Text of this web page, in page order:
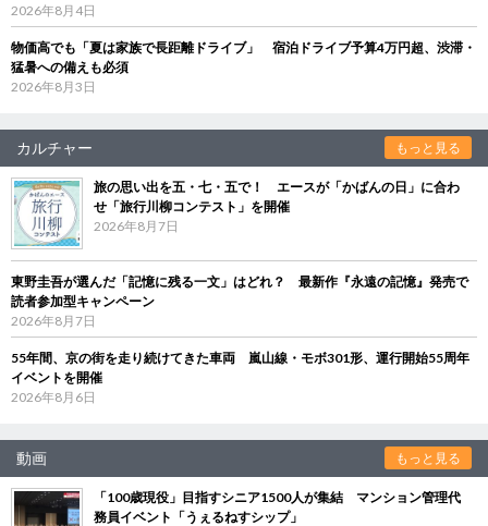
2026年8月4日
物価高でも「夏は家族で長距離ドライブ」 宿泊ドライブ予算4万円超、渋滞・
猛暑への備えも必須
2026年8月3日
カルチャー もっと見る
旅の思い出を五・七・五で！ エースが「かばんの日」に合わ
せ「旅行川柳コンテスト」を開催
2026年8月7日
東野圭吾が選んだ「記憶に残る一文」はどれ？ 最新作『永遠の記憶』発売で
読者参加型キャンペーン
2026年8月7日
55年間、京の街を走り続けてきた車両 嵐山線・モボ301形、運行開始55周年
イベントを開催
2026年8月6日
動画 もっと見る
「100歳現役」目指すシニア1500人が集結 マンション管理代
務員イベント「うぇるねすシップ」